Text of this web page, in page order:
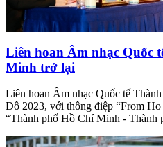
Liên hoan Âm nhạc Quốc
Minh trở lại
Liên hoan Âm nhạc Quốc tế
Dô 2023, với thông điệp “From
“Thành phố Hồ Chí Minh - Thành